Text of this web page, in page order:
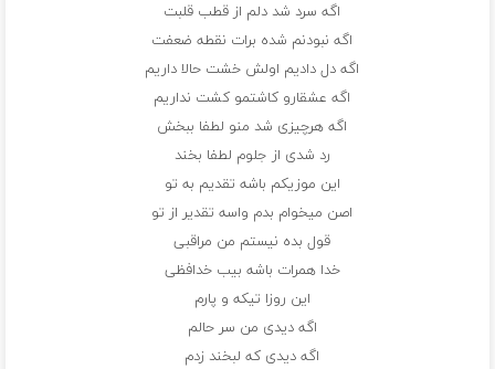
اگه سرد شد دلم از قطب قلبت
اگه نبودنم شده برات نقطه ضعفت
اگه دل دادیم اولش خشت حالا داریم
اگه عشقارو کاشتمو کشت نداریم
اگه هرچیزی شد منو لطفا ببخش
رد شدی از جلوم لطفا بخند
این موزیکم باشه تقدیم به تو
اصن میخوام بدم واسه تقدیر از تو
قول بده نیستم من مراقبی
خدا همرات باشه بیب خدافظی
این روزا تیکه و پارم
اگه دیدی من سر حالم
اگه دیدی که لبخند زدم